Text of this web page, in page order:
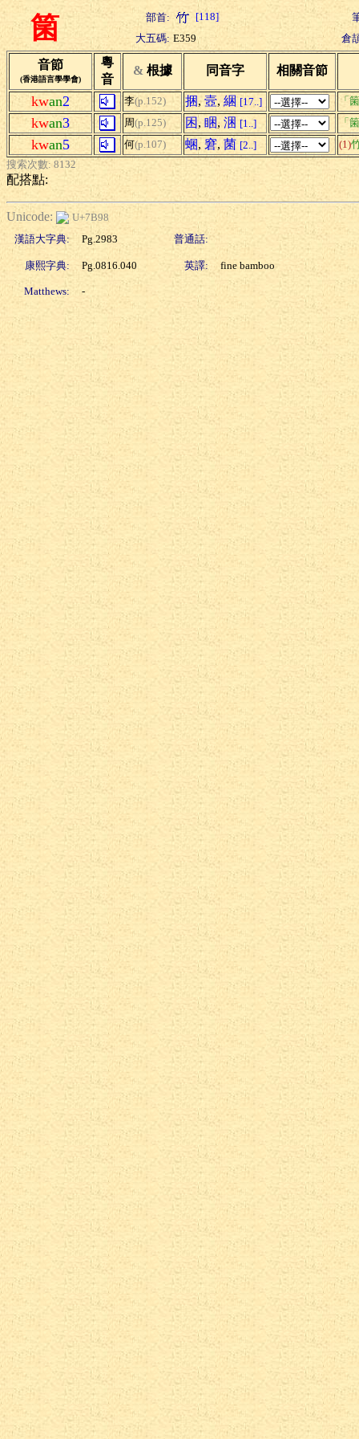
箘 部首: [118]
大五碼: E359 倉
音節
(香港語言學學會)
粵
音
& 根據 同音字 相關音節
kwan2 李(p.152) 捆, 壼, 綑 [17..] 「
kwan3 周(p.125) 困 , 睏, 涃 [1..] 「
kwan5 何(p.107) 蜠, 窘, 菌 [2..] (1)
搜索次數: 8132
配搭點:
Unicode:
U+7B98
漢語大字典:
Pg.2983 普通話:
康熙字典: Pg.0816.040 英譯: fine bamboo
Matthews: -